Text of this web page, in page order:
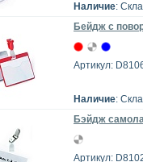
Наличие:
Бейдж с
Артикул:
Наличие:
Бэйдж
Артикул: